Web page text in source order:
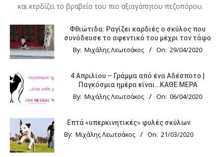
και κερδίζει το βραβείο του πιο αξιαγάπητου πεζοπόρου.
Φθιώτιδα: Ραγίζει καρδιές ο σκύλος που
συνόδευσε το αφεντικό του μέχρι τον τάφο
By: Μιχάλης Λεωτσάκος On: 29/04/2020
4 Απριλίου – Γράμμα από ένα Αδέσποτο |
Παγκόσμια ημέρα είναι…ΚΑΘΕ ΜΕΡΑ
By: Μιχάλης Λεωτσάκος On: 06/04/2020
Επτά «υπερκινητικές» φυλές σκύλων
By: Μιχάλης Λεωτσάκος On: 21/03/2020